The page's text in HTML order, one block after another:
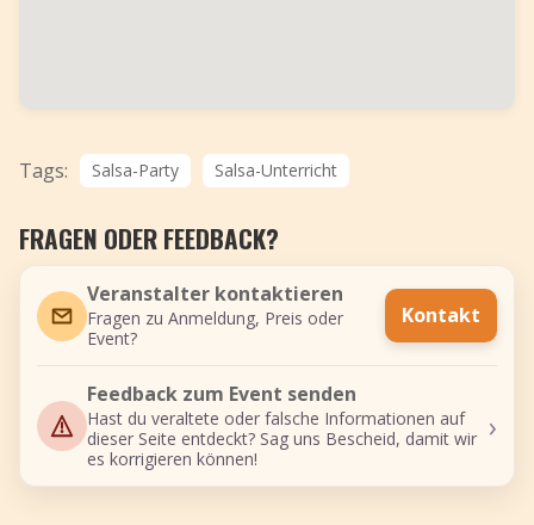
Tags: Salsa-Party Salsa-Unterricht
FRAGEN ODER FEEDBACK?
Veranstalter kontaktieren
Fragen zu Anmeldung, Preis oder
Event?
Kontakt
Feedback zum Event senden
Hast du veraltete oder falsche Informationen auf
dieser Seite entdeckt? Sag uns Bescheid, damit wir
es korrigieren können!
›